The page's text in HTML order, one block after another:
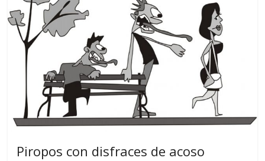
Piropos con disfraces de acoso